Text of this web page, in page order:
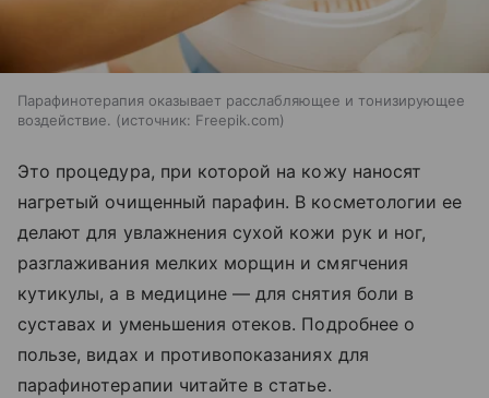
Парафинотерапия оказывает расслабляющее и тонизирующее
воздействие.
источник: Freepik.com
Это процедура, при которой на кожу наносят
нагретый очищенный парафин. В косметологии ее
делают для увлажнения сухой кожи рук и ног,
разглаживания мелких морщин и смягчения
кутикулы, а в медицине — для снятия боли в
суставах и уменьшения отеков. Подробнее о
пользе, видах и противопоказаниях для
парафинотерапии читайте в статье.